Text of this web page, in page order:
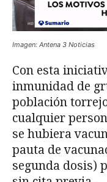
Imagen: Antena 3 Noticias
Con esta
inmunidad de
población
cualquier
se hubiera
pauta de
segunda dosis)